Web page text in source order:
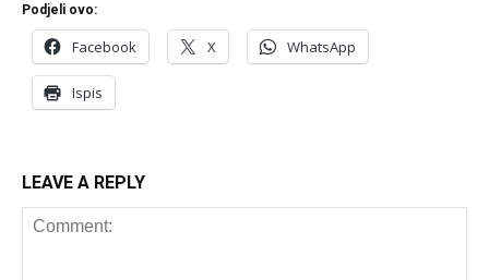
Podjeli ovo:
Facebook X WhatsApp
Ispis
LEAVE A REPLY